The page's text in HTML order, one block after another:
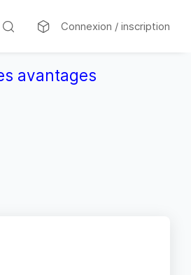
Connexion / inscription
avantages